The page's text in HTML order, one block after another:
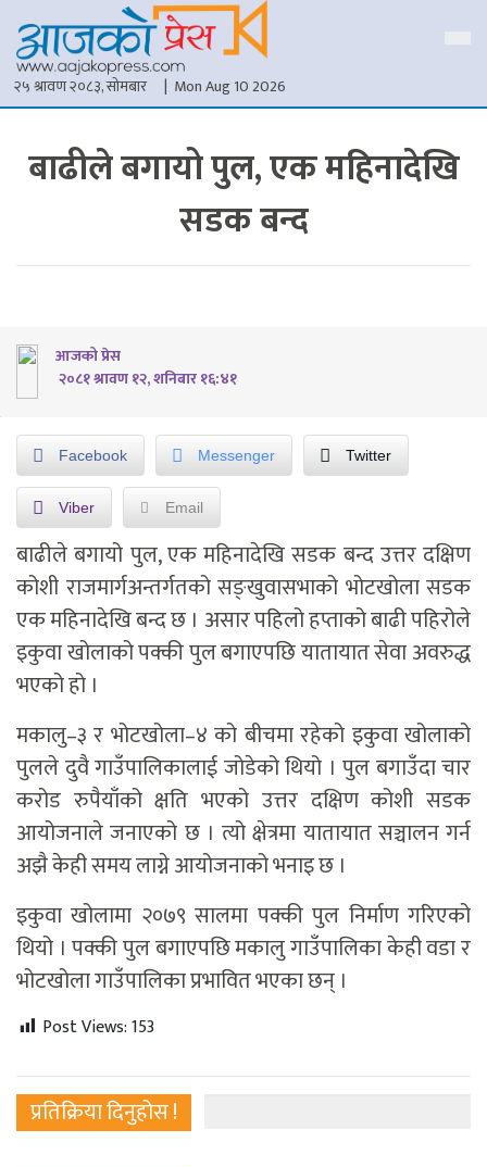
२५ श्रावण २०८३, सोमबार | Mon Aug 10 2026
बाढीले बगायो पुल, एक महिनादेखि
सडक बन्द
आजको प्रेस
२०८१ श्रावण १२, शनिबार १६:४१
Facebook Messenger Twitter
Viber Email
बाढीले बगायो पुल, एक महिनादेखि सडक बन्द उत्तर दक्षिण
कोशी राजमार्गअन्तर्गतको सङ्खुवासभाको भोटखोला सडक
एक महिनादेखि बन्द छ । असार पहिलो हप्ताको बाढी पहिरोले
इकुवा खोलाको पक्की पुल बगाएपछि यातायात सेवा अवरुद्ध
भएको हो ।
मकालु–३ र भोटखोला–४ को बीचमा रहेको इकुवा खोलाको
पुलले दुवै गाउँपालिकालाई जोडेको थियो । पुल बगाउँदा चार
करोड रुपैयाँको क्षति भएको उत्तर दक्षिण कोशी सडक
आयोजनाले जनाएको छ । त्यो क्षेत्रमा यातायात सञ्चालन गर्न
अझै केही समय लाग्ने आयोजनाको भनाइ छ ।
इकुवा खोलामा २०७९ सालमा पक्की पुल निर्माण गरिएको
थियो । पक्की पुल बगाएपछि मकालु गाउँपालिका केही वडा र
भोटखोला गाउँपालिका प्रभावित भएका छन् ।
Post Views:153
प्रतिक्रिया दिनुहोस !